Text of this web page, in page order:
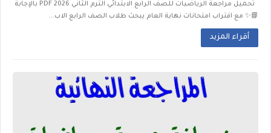
تحميل مراجعة الرياضيات للصف الرابع الابتدائي الترم الثاني 2026 PDF بالإجابة
📘✨ مع اقتراب امتحانات نهاية العام يبحث طلاب الصف الرابع الاب...
أقراء المزيد